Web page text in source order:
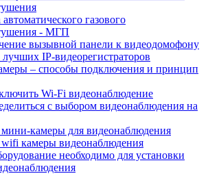
газового
- МГП
вызывной панели к видеодомофону
IP-видеорегистраторов
– способы подключения и принцип
Wi-Fi видеонаблюдение
с выбором видеонаблюдения на
камеры для видеонаблюдения
камеры видеонаблюдения
необходимо для установки